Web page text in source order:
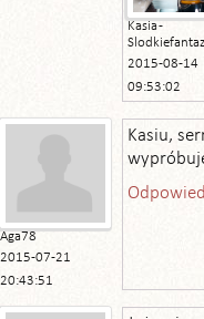
Kasia -
2015-08-14
09:53:02
Aga78
2015-07-21
20:43:51
Kasiu,